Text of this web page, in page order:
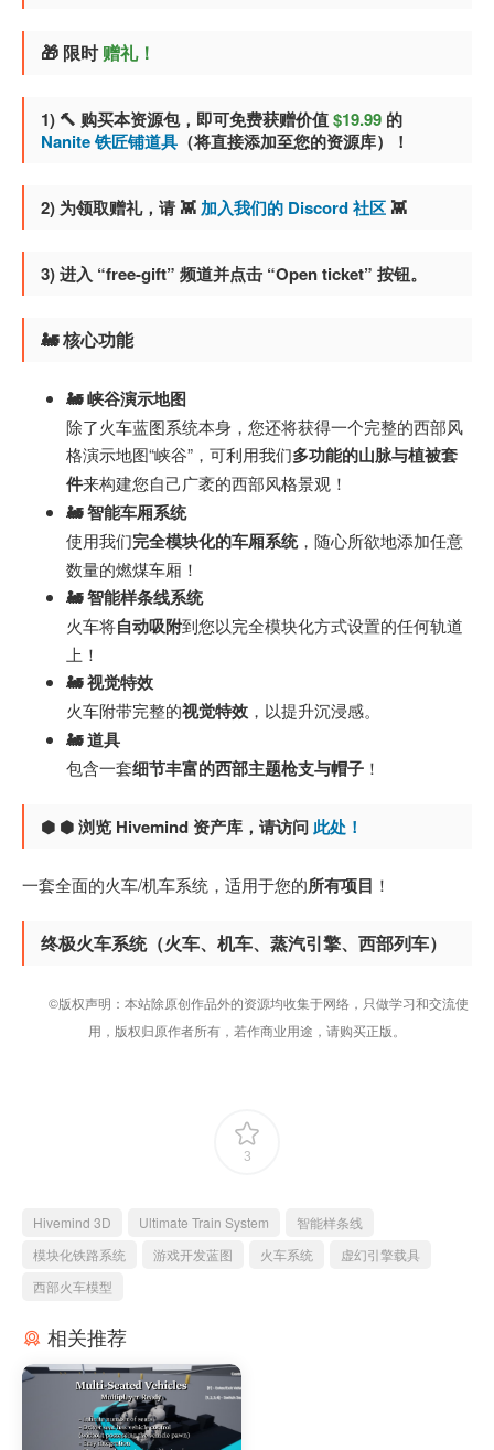
🎁 限时赠礼！
1) 🔨 购买本资源包，即可免费获赠价值$19.99 的
Nanite 铁匠铺道具 （将直接添加至您的资源库）！
2) 为领取赠礼，请 👾 加入我们的 Discord 社区 👾
3) 进入 “free-gift” 频道并点击 “Open ticket” 按钮。
🚂核心功能
🚂 峡谷演示地图
除了火车蓝图系统本身，您还将获得一个完整的西部风
格演示地图“峡谷”，可利用我们多功能的山脉与植被套
件来构建您自己广袤的西部风格景观！
🚂 智能车厢系统
使用我们完全模块化的车厢系统，随心所欲地添加任意
数量的燃煤车厢！
🚂 智能样条线系统
火车将自动吸附到您以完全模块化方式设置的任何轨道
上！
🚂 视觉特效
火车附带完整的视觉特效 ，以提升沉浸感。
🚂 道具
包含一套细节丰富的西部主题枪支与帽子 ！
⬢ ⬢ 浏览 Hivemind 资产库，请访问此处！
一套全面的火车/机车系统，适用于您的所有项目 ！
终极火车系统（火车、机车、蒸汽引擎、西部列车）
©版权声明：本站除原创作品外的资源均收集于网络，只做学习和交流使
用，版权归原作者所有，若作商业用途，请购买正版。
3
Hivemind 3D Ultimate Train System
智能样条线
模块化铁路系统
游戏开发蓝图 火车系统
虚幻引擎载具
西部火车模型
相关推荐